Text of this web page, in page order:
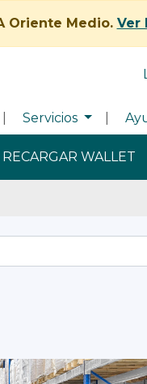
Oriente Medio. Ver
Servicios
RECARGAR WALLET